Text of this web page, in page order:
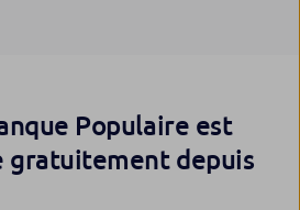
Populaire est
gratuitement depuis